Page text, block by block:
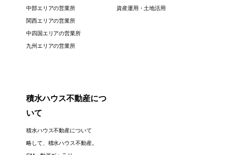
中部エリアの営業所
関西エリアの営業所
中四国エリアの営業所
九州エリアの営業所
資産運用・土地活用
積水ハウス不動産につ
いて
積水ハウス不動産について
略して、積水ハウス不動産。